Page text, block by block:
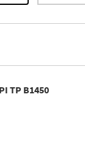
TP B1450